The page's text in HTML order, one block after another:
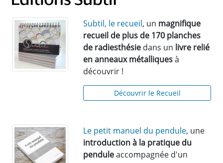
Subtil, le recueil, un magnifique
recueil de plus de 170 planches
de radiesthésie dans un livre relié
en anneaux métalliquesà
découvrir !
Découvrir le Recueil
Le petit manuel du pendule, une
introduction à la pratique du
penduleaccompagnée d'un